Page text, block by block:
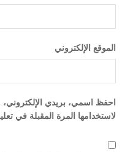
الموقع الإلكتروني
احفظ اسمي، بريدي الإلكتروني،
لاستخدامها المرة المقبلة في